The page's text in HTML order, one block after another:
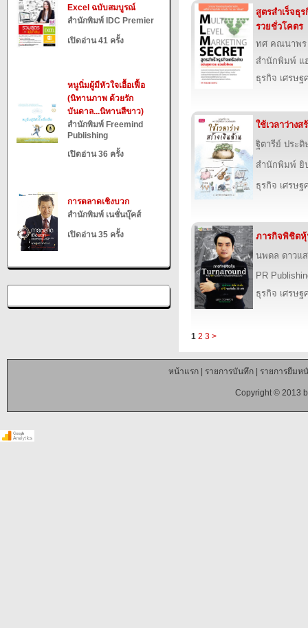
Excel ฉบับสมบูรณ์
สำนักพิมพ์ IDC Premier
เปิดอ่าน 41 ครั้ง
หนูนิ่มผู้มีหัวใจเอื้อเฟื้อ
(นิทานภาพ ด้วยรัก
บันดาล...นิทานสีขาว)
สำนักพิมพ์ Freemind
Publishing
เปิดอ่าน 36 ครั้ง
การตลาดเชิงบวก
สำนักพิมพ์ เนชั่นบุ๊คส์
เปิดอ่าน 35 ครั้ง
สูตรสำเร็จธุ
รวยชั่วโคตร
ทศ คณนาพ
สำนักพิมพ์ แ
ธุรกิจ เศรษฐ
ใช้เวลาว่างส
ฐิตารีย์ ประดิ
สำนักพิมพ์ ยิ
ธุรกิจ เศรษฐ
ภารกิจพิชิต
นพดล ดาวแส
PR
ธุรกิจ เศรษฐ
1 2 3 >
หน้าแรก| รายการบันทึก| รายการยืมห
Copyright © 2013